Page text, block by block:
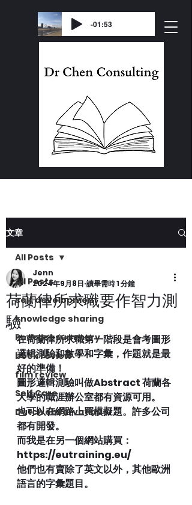
-01:53
文章
All Posts
self development
knowledge sharing
Podcast summary
book review
film review
Self Care
Dutch observations
All Posts
荷蘭律所求職要作智力測
驗
Jenn
2024年9月8日 讀畢需時 1 分鐘
在荷蘭律所求職第一階段是會考圖形
邏輯測驗和數學和字彙，作題就是最
好的準備！
圖形邏輯測驗叫做Abstract 荷蘭各
大學的職涯辦公室都有資源可用。
也可以在網路上買模擬題。許多公司
都有開發。
而我是在另一個網站購買：
https://eutraining.eu/
他們也有賣除了英文以外，其他歐洲
語言的字彙題目。